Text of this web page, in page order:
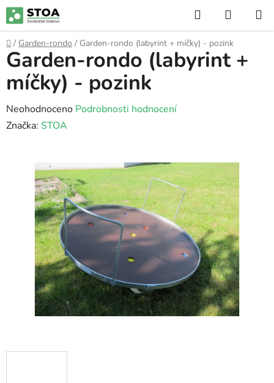
Přejít
na
obsah
Hledat
KOŠÍK
Domů
/ Garden-rondo / Garden-rondo (labyrint + míčky) - pozink
Garden-rondo (labyrint +
míčky) - pozink
Průměrné
hodnocení
hvězdiček.
Neohodnoceno Podrobnosti hodnocení
Značka: STOA